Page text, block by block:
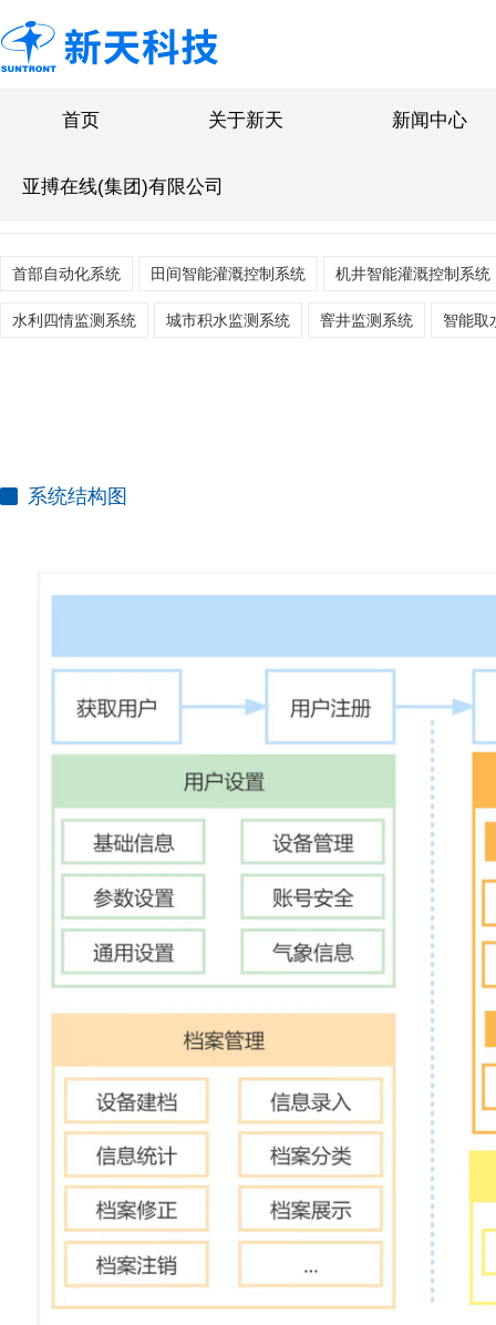
首页 关于新天 新闻中心
亚搏在线(集团)有限公司
INTELLIGENT WATER METER
智慧节水
首部自动化系统 田间智能灌溉控制系统 机井智能灌溉控制系统
水利四情监测系统 城市积水监测系统 窨井监测系统 智能取
系统结构图